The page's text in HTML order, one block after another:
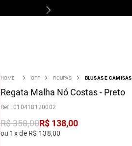
OFF ROUPAS BLUSAS E CAMISAS
Regata Malha Nó Costas - Preto
:010418120002
R$358,00R$ 138,00
ou 1x de R$ 138,00